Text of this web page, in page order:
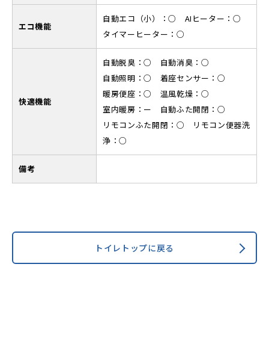
エコ機能
自動エコ（小）：○ AIヒーター：○
タイマーヒーター：○
快適機能
自動脱臭：○ 自動消臭：○
自動照明：○ 着座センサー：○
暖房便座：○ 温風乾燥：○
室内暖房：ー 自動ふた開閉：○
リモコンふた開閉：○ リモコン便器洗
浄：○
備考
トイレトップに戻る